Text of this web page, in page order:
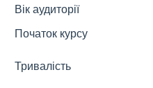
Вік аудиторії
Початок курсу
Тривалість